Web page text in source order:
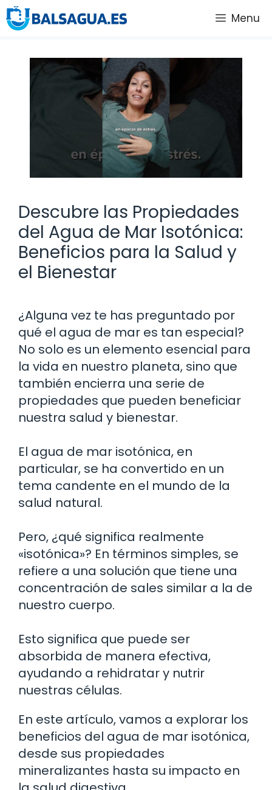
Saltar
al
Menu
Descubre las Propiedades
del Agua de Mar Isotónica:
Beneficios para la Salud y
el Bienestar
¿Alguna vez te has preguntado por
qué el agua de mar es tan especial?
No solo es un elemento esencial para
la vida en nuestro planeta, sino que
también encierra una serie de
propiedades que pueden beneficiar
nuestra salud y bienestar.
El agua de mar isotónica, en
particular, se ha convertido en un
tema candente en el mundo de la
salud natural.
Pero, ¿qué significa realmente
«isotónica»? En términos simples, se
refiere a una solución que tiene una
concentración de sales similar a la de
nuestro cuerpo.
Esto significa que puede ser
absorbida de manera efectiva,
ayudando a rehidratar y nutrir
nuestras células.
En este artículo, vamos a explorar los
beneficios del agua de mar isotónica,
desde sus propiedades
mineralizantes hasta su impacto en